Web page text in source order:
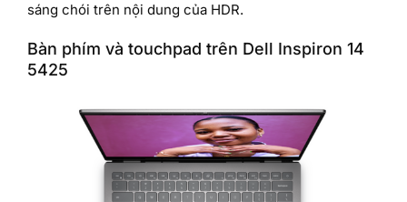
sáng chói trên nội dung của HDR.
Bàn phím và touchpad trên Dell Inspiron 14
5425